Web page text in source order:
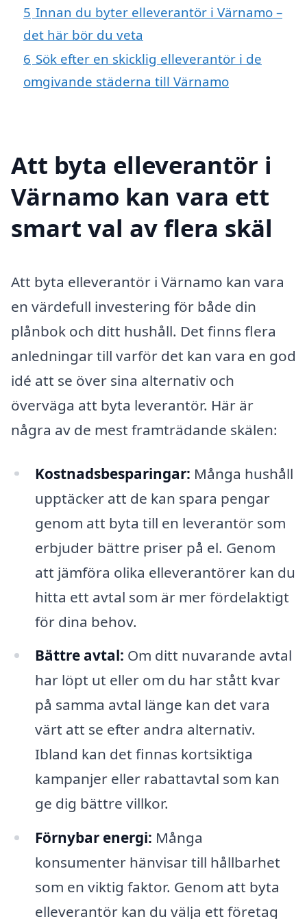
5 Innan du byter elleverantör i Värnamo –
det här bör du veta
6 Sök efter en skicklig elleverantör i de
omgivande städerna till Värnamo
Att byta elleverantör i
Värnamo kan vara ett
smart val av flera skäl
Att byta elleverantör i Värnamo kan vara
en värdefull investering för både din
plånbok och ditt hushåll. Det finns flera
anledningar till varför det kan vara en god
idé att se över sina alternativ och
överväga att byta leverantör. Här är
några av de mest framträdande skälen:
Kostnadsbesparingar: Många hushåll
upptäcker att de kan spara pengar
genom att byta till en leverantör som
erbjuder bättre priser på el. Genom
att jämföra olika elleverantörer kan du
hitta ett avtal som är mer fördelaktigt
för dina behov.
Bättre avtal: Om ditt nuvarande avtal
har löpt ut eller om du har stått kvar
på samma avtal länge kan det vara
värt att se efter andra alternativ.
Ibland kan det finnas kortsiktiga
kampanjer eller rabattavtal som kan
ge dig bättre villkor.
Förnybar energi: Många
konsumenter hänvisar till hållbarhet
som en viktig faktor. Genom att byta
elleverantör kan du välja ett företag